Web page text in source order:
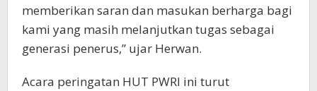
memberikan saran dan masukan berharga bagi
kami yang masih melanjutkan tugas sebagai
generasi penerus,” ujar Herwan.
Acara peringatan HUT PWRI ini turut